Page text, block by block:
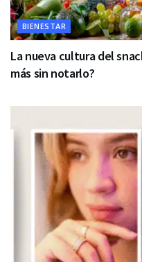
BIENESTAR
La nueva cultura del
más sin notarlo?